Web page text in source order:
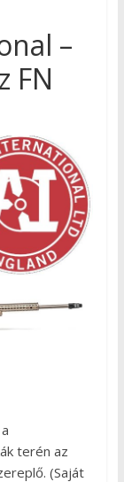
–
FN
terén az
(Saját